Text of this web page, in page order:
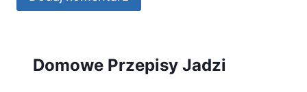
Domowe Przepisy Jadzi